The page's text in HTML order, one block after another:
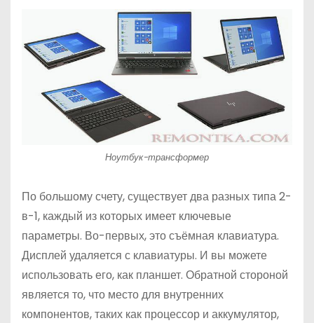
Ноутбук-трансформер
По большому счету, существует два разных типа 2-
в-1, каждый из которых имеет ключевые
параметры. Во-первых, это съёмная клавиатура.
Дисплей удаляется с клавиатуры. И вы можете
использовать его, как планшет. Обратной стороной
является то, что место для внутренних
компонентов, таких как процессор и аккумулятор,